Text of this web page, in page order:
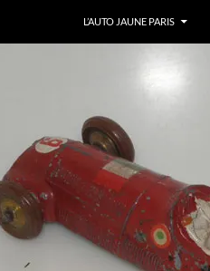
L’AUTO JAUNE PARIS